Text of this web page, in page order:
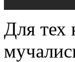
Для тех